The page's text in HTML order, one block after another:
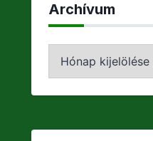
Archívum